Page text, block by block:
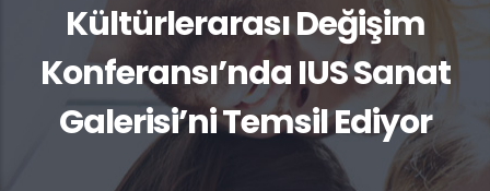
Kültürlerarası Değişim
Konferansı’nda IUS Sanat
Galerisi’ni Temsil Ediyor